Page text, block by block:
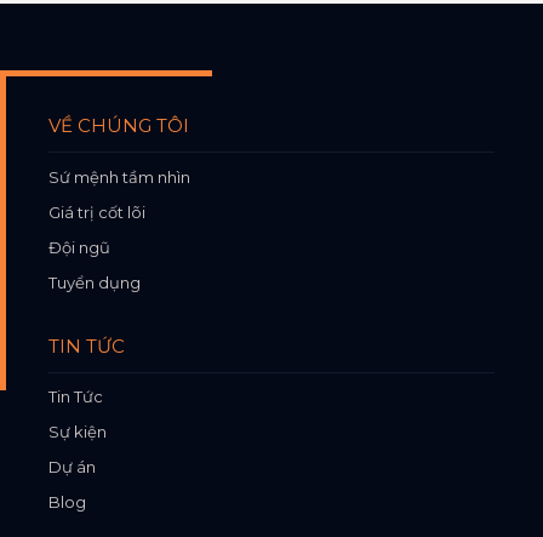
VỀ CHÚNG TÔI
Sứ mệnh tầm nhìn
Giá trị cốt lõi
Đội ngũ
Tuyển dụng
TIN TỨC
Tin Tức
Sự kiện
Dự án
Blog